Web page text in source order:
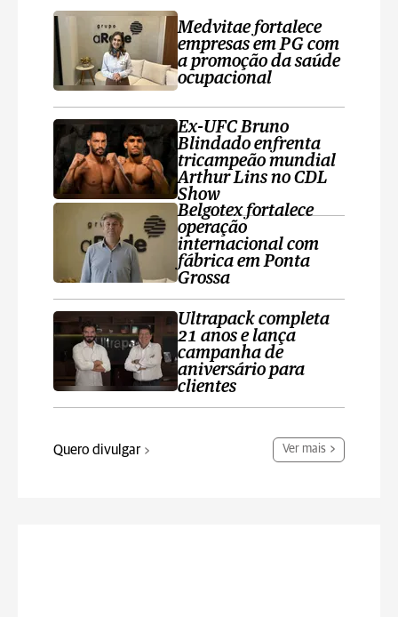
Medvitae fortalece
empresas em PG com
a promoção da saúde
ocupacional
Ex-UFC Bruno
Blindado enfrenta
tricampeão mundial
Arthur Lins no CDL
Show
Belgotex fortalece
operação
internacional com
fábrica em Ponta
Grossa
Ultrapack completa
21 anos e lança
campanha de
aniversário para
clientes
Quero divulgar Ver mais